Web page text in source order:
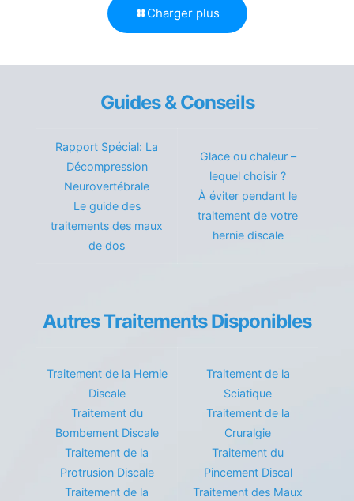
Charger plus
Guides & Conseils
Rapport Spécial: La
Décompression
Neurovertébrale
Le guide des
traitements des maux
de dos
Glace ou chaleur –
lequel choisir ?
À éviter pendant le
traitement de votre
hernie discale
Autres Traitements Disponibles
Traitement de la Hernie
Discale
Traitement du
Bombement Discale
Traitement de la
Protrusion Discale
Traitement de la
Traitement de la
Sciatique
Traitement de la
Cruralgie
Traitement du
Pincement Discal
Traitement des Maux